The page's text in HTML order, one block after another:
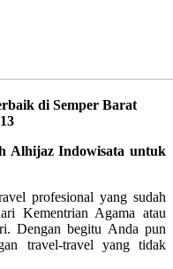
di Semper Barat
Alhijaz Indowisata untuk
profesional yang sudah
Kementrian Agama atau
Dengan begitu Anda pun
travel-travel yang tidak